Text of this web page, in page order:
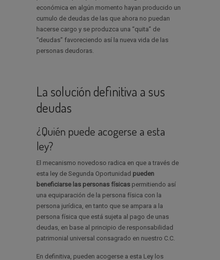
económica en algún momento hayan producido un
cumulo de deudas de las que ahora no puedan
hacerse cargo y se produzca una “quita” de
“deudas” favoreciendo así la nueva vida de las
personas deudoras.
La solución definitiva a sus
deudas
¿Quién puede acogerse a esta
ley?
El mecanismo novedoso radica en que a través de
esta ley de Segunda Oportunidad pueden
beneficiarse las personas físicas permitiendo así
una equiparación de la persona física con la
persona jurídica, en tanto que se ampara a la
persona física que está sujeta al pago de unas
deudas, en base al principio de responsabilidad
patrimonial universal consagrado en nuestro C.C.
En definitiva, pueden acogerse a esta Ley los